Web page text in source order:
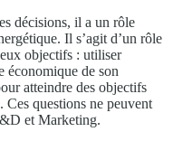
décisions, il a un rôle
Il s’agit d’un rôle
objectifs : utiliser
économique de son
atteindre des objectifs
Ces questions ne peuvent
et Marketing.